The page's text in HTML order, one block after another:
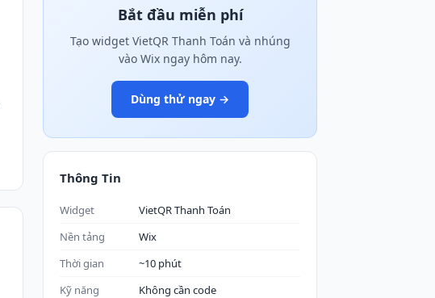
Bắt đầu miễn phí
Tạo widget VietQR Thanh Toán và nhúng
vào Wix ngay hôm nay.
Dùng thử ngay →
Thông Tin
Widget
VietQR Thanh Toán
Nền tảng
Wix
Thời gian
~10 phút
Kỹ năng
Không cần code